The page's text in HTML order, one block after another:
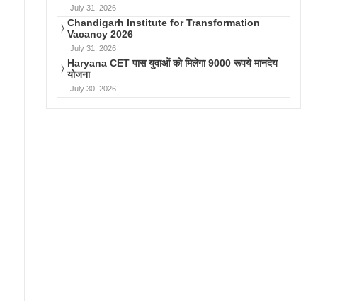
July 31, 2026
Chandigarh Institute for Transformation
Vacancy 2026
July 31, 2026
Haryana CET पास युवाओं को मिलेगा 9000 रूपये मानदेय
योजना
July 30, 2026